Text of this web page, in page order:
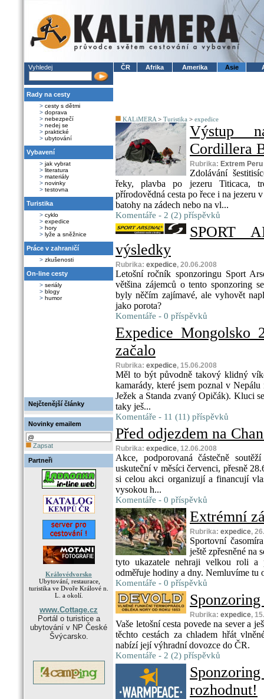
Vyhledej
Rady na cesty
> cesty s dětmi
> doprava
> nebezpečí
> nedej se
> praktické
> ubytování
Vybavení
> jak vybrat
> literatura
> materiály
> novinky
> testovna
Turistika
> cyklo
> expedice
> hory
> lyže a sněžnice
Práce v zahraničí
> zkušenosti
On-line cesty
> seriály
> blogy
> humor
Nejčtenější články
Novinky emailem
Zapsat
Partneři
Královédvorsko
Ubytování, restaurace,
turistika ve Dvoře Králové n.
L. a okolí.
www.Cottage.cz
Portál o turistice a
ubytování v NP České
Švýcarsko.
ČR Afrika Amerika Asie
KALiMERA > Turistika > expedice
Výstup
Cordillera
Rubrika: Extrem
Zdolávání
řeky, plavba po jezeru Titicaca,
přírodovědná cesta po řece i na jezeru
batohy na zádech nebo na vl...
Komentáře - 2 (2) příspěvků
SPORT
výsledky
Rubrika: expedice, 20.06.2008
Letošní ročník sponzoringu Sport
většina zájemců o tento sponzoring
byly něčím zajímavé, ale vyhovět
jako porota?
Komentáře - 0 příspěvků
Expedice Mongolsko
začalo
Rubrika: expedice, 15.06.2008
Měl to být původně takový klidný
kamarády, které jsem poznal v
Ježek a Standa zvaný Opičák). Kluci
taky ješ...
Komentáře - 11 (11) příspěvků
Před odjezdem na
Rubrika: expedice, 12.06.2008
Akce, podporovaná částečně
uskuteční v měsíci červenci, přesně
si celou akci organizují a financují
vysokou h...
Komentáře - 0 příspěvků
Extrémní
Rubrika: expedice,
Sportovní
ještě zpřesněné na
tyto ukazatele nehraji velkou roli a
odměřuje hodiny a dny. Nemluvíme tu
Komentáře - 0 příspěvků
Rubrika: expedice,
Vaše letošní cesta povede na sever a
těchto cestách za chladem hřát
nabízí její výhradní dovozce do ČR.
Komentáře - 2 (2) příspěvků
rozhodnut!